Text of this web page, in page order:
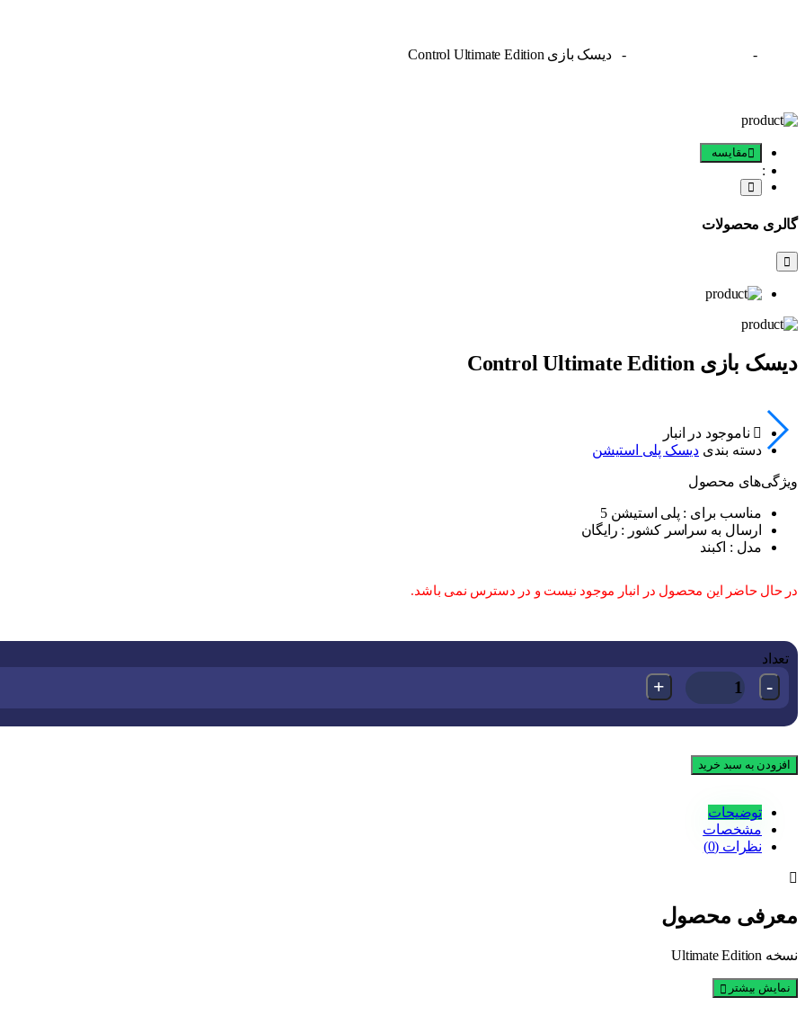
- - دیسک بازی Control Ultimate Edition
مقایسه
گالری محصولات
دیسک بازی Control Ultimate Edition
ناموجود در انبار
دسته بندی دیسک پلی استیشن
ویژگی‌های ﻣﺤﺼﻮل
مناسب برای : پلی استیشن 5
ارسال به سراسر کشور : رایگان
مدل : اکبند
در حال حاضر این محصول در انبار موجود نیست و در دسترس نمی باشد.
تعداد
-
+
افزودن به سبد خرید
توضیحات
مشخصات
نظرات (0)
معرفی محصول
نسخه Ultimate Edition
نمایش بیشتر